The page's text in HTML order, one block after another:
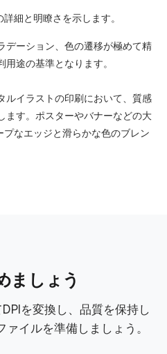
細と明瞭さを示します。
デーション、色の遷移が極めて精
途の基準となります。
ルイラストの印刷において、質感
ます。ポスターやバナーなどの大
なエッジと滑らかな色のブレン
ましょう
を変換し、品質を保持し
イルを準備しましょう。